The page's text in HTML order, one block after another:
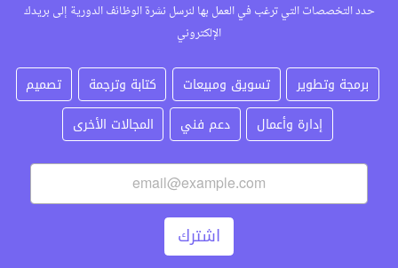
حدد التخصصات التي ترغب في العمل بها لنرسل نشرة الوظائف الدورية إلى بريدك
الإلكتروني
برمجة وتطوير تسويق ومبيعات كتابة وترجمة
تصميم
إدارة وأعمال
دعم فني المجالات الأخرى
اشترك